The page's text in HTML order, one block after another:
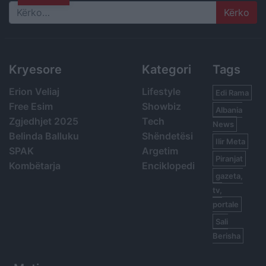
Search
Kryesore
Erion Veliaj
Free Esim
Zgjedhjet 2025
Belinda Balluku
SPAK
Kombëtarja
Kategori
Lifestyle
Showbiz
Tech
Shëndetësi
Argetim
Enciklopedi
Tags
Edi Rama
Albania
News
Ilir Meta
Piranjat
gazeta,
tv,
portale
Sali
Berisha